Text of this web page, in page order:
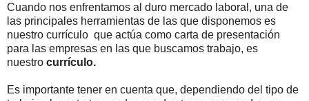
Cuando nos enfrentamos al duro mercado laboral, una de
las principales herramientas de las que disponemos es
nuestro currículo que actúa como carta de presentación
para las empresas en las que buscamos trabajo, es
nuestro currículo.
Es importante tener en cuenta que, dependiendo del tipo de